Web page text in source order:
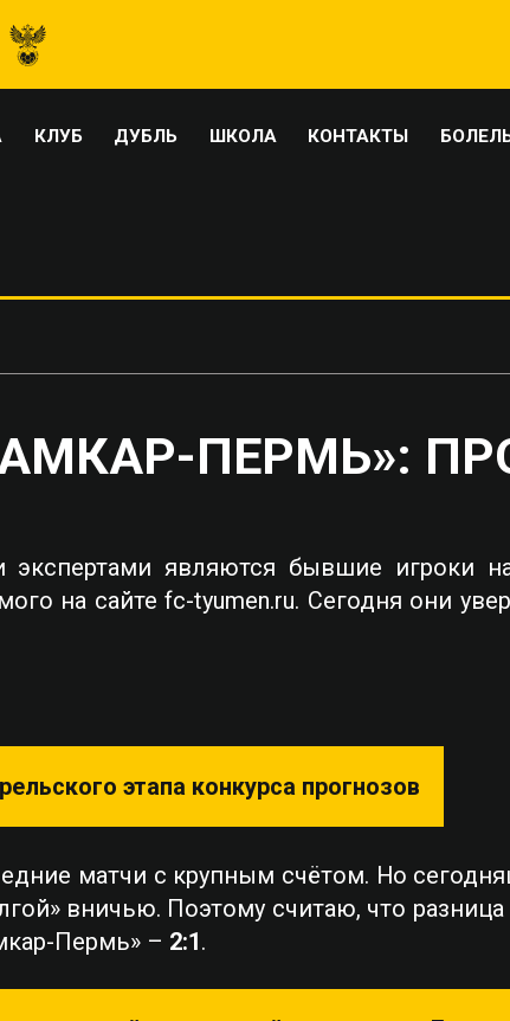
КЛУБ ДУБЛЬ ШКОЛА КОНТАКТЫ
ПЕРМЬ»:
являются бывшие игроки
на сайте fc-tyumen.ru. Сегодня они
этапа конкурса прогнозов
матчи с крупным счётом. Но
вничью. Поэтому считаю, что
Пермь» – 2:1.